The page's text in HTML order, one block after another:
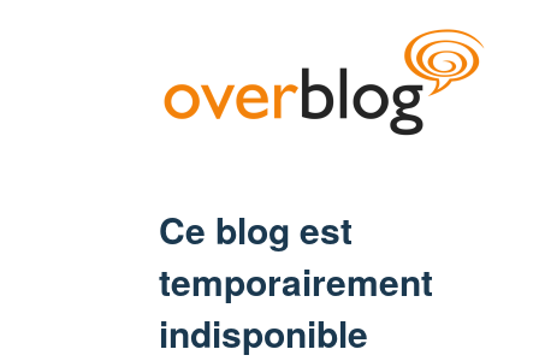
Ce blog est
temporairement
indisponible